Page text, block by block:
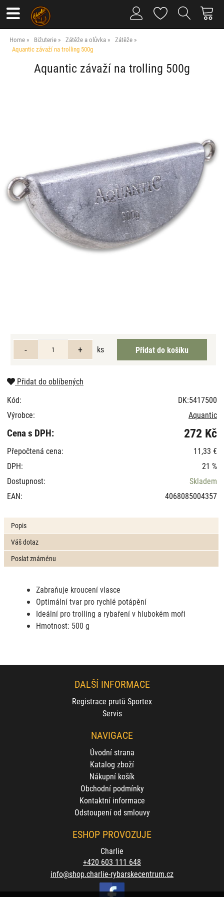
Home Bižuterie Zátěže a olůvka
Zátěže
Aquantic závaží na trolling 500g
Aquantic závaží na trolling 500g
ks
Přidat do oblíbených
Kód:
DK:5417500
Výrobce:
Aquantic
Cena s DPH: 272 Kč
Přepočtená cena:
11,33 €
DPH:
21 %
Dostupnost:
Skladem
EAN:
4068085004357
Popis
Váš dotaz
Poslat známénu
Zabraňuje kroucení vlasce
Optimální tvar pro rychlé potápění
Ideální pro trolling a rybaření v hlubokém moři
Hmotnost: 500 g
DALŠÍ INFORMACE
Registrace prutů Sportex
Servis
NAVIGACE
Úvodní strana
Katalog zboží
Nákupní košík
Obchodní podmínky
Kontaktní informace
Odstoupení od smlouvy
ESHOP PROVOZUJE
Charlie
+420 603 111 648
info@shop.charlie-rybarskecentrum.cz